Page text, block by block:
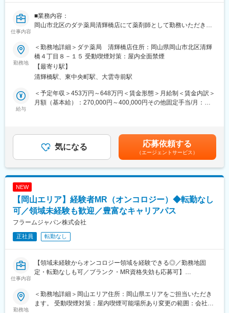
「誠実に正道を歩む」というNAGASEグループの理念の下、世界
の顧客に真に価値ある製品を供給し岡山をベースにグローバルに
変更の範囲：会社の定める業務
仕事内容
■業務内容：
岡山市北区のダテ薬局清輝橋店にて薬剤師として勤務いただきま
■業務詳細：
◇患者様への服薬指導
顔馴染みの患者様が多いため、より患者様に寄り添いながら健康
をサポートしていくことができます。
◇健康相談
め重要な業務です。
様に提供します。
◇在宅訪問
す。
・薬剤師として、地域の方々の健康を支えられる業務です。調剤
業務の経験がある方は、スキルを活かしてご活躍いただけます。
康のサポートをすることができます。
勤務地
＜勤務地詳細＞ダテ薬局 清輝橋店住所：岡山県岡山市北区清輝
橋４丁目８－１５ 受動喫煙対策：屋内全面禁煙
【最寄り駅】
清輝橋駅、東中央町駅、大雲寺前駅
給与
＜予定年収＞453万円～648万円＜賃金形態＞月給制＜賃金内訳＞
月額（基本給）：270,000円～400,000円その他固定手当/月：
規定により支給（年2回、夏季2ヶ月分、冬季1ヶ月分）賃金はあ
くまでも目安の金額であり、選考を通じて上下する可能性があり
ます。月給(月額)は固定手当を含めた表記です。
気になる 応募依頼する
（エージェントサービス）
NEW
【岡山エリア】経験者MR（オンコロジー）◆転勤なし
可／領域未経験も歓迎／豊富なキャリアパス
フラームジャパン株式会社
正社員 転勤なし
仕事内容
【領域未経験からオンコロジー領域を経験できる◎／勤務地固
定・転勤なしも可／ブランク・MR資格失効も応募可】
【はじめに】
今回は、オンコロジー領域を担当いただくMRを募集します。MR
勤務地
＜勤務地詳細＞岡山エリア住所：岡山県エリアをご担当いただき
ます。 受動喫煙対策：屋内喫煙可能場所あり変更の範囲：会社の